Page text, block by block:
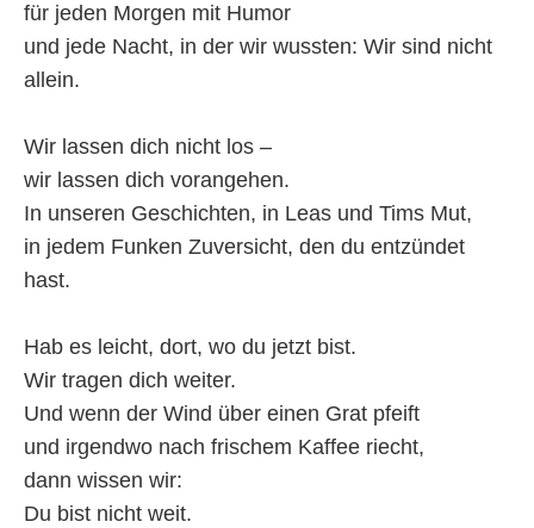
für jeden Morgen mit Humor
und jede Nacht, in der wir wussten: Wir sind nicht
allein.
Wir lassen dich nicht los –
wir lassen dich vorangehen.
In unseren Geschichten, in Leas und Tims Mut,
in jedem Funken Zuversicht, den du entzündet
hast.
Hab es leicht, dort, wo du jetzt bist.
Wir tragen dich weiter.
Und wenn der Wind über einen Grat pfeift
und irgendwo nach frischem Kaffee riecht,
dann wissen wir:
Du bist nicht weit.